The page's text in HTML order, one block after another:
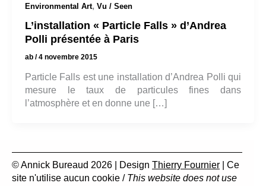
Environmental Art, Vu / Seen
L’installation « Particle Falls » d’Andrea
Polli présentée à Paris
ab /4 novembre 2015
Particle Falls est une installation d’Andrea Polli qui
mesure le taux de particules fines dans
l’atmosphère et en donne une […]
© Annick Bureaud 2026 | Design Thierry Fournier | Ce
site n'utilise aucun cookie / This website does not use